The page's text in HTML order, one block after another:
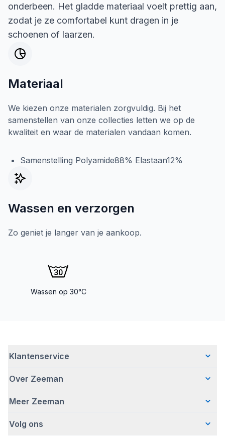
onderbeen. Het gladde materiaal voelt prettig aan,
zodat je ze comfortabel kunt dragen in je
schoenen of laarzen.
Materiaal
We kiezen onze materialen zorgvuldig. Bij het
samenstellen van onze collecties letten we op de
kwaliteit en waar de materialen vandaan komen.
Samenstelling Polyamide88% Elastaan12%
Wassen en verzorgen
Zo geniet je langer van je aankoop.
Wassen op 30°C
Klantenservice
Veelgestelde vragen
Bezorgen
Retourneren
Over Zeeman
Wie wij zijn
Hoe wij verantwoord ondernemen
Meer Zeeman
Veiligheidswaarschuwing
Volg ons